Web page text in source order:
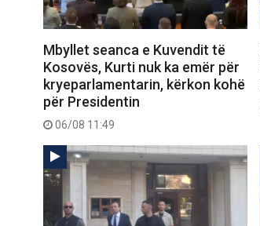
Mbyllet seanca e Kuvendit të
Kosovës, Kurti nuk ka emër për
kryeparlamentarin, kërkon kohë
për Presidentin
06/08 11:49